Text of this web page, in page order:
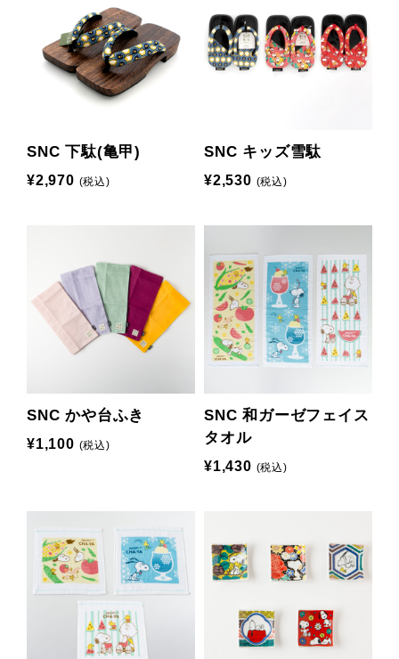
SNC 下駄(亀甲)
¥2,970 (税込)
SNC キッズ雪駄
¥2,530 (税込)
SNC かや台ふき
¥1,100 (税込)
SNC 和ガーゼフェイス
タオル
¥1,430 (税込)